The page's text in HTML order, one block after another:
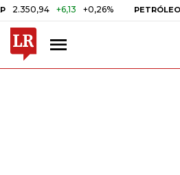
+6,13 +0,26% PETRÓLEO WTI